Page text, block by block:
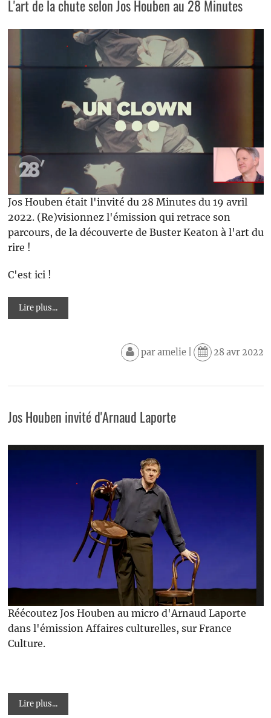
L'art de la chute selon Jos Houben au 28 Minutes
Jos Houben était l'invité du 28 Minutes du 19 avril
2022. (Re)visionnez l'émission qui retrace son
parcours, de la découverte de Buster Keaton à l'art du
rire !
C'est ici !
Lire plus...
paramelie| 28 avr 2022
Jos Houben invité d'Arnaud Laporte
Réécoutez Jos Houben au micro d'Arnaud Laporte
dans l'émission Affaires culturelles, sur France
Culture.
Lire plus...